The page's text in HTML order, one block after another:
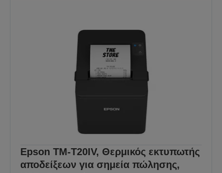
Epson TM-T20IV, Θερμικός εκτυπωτής
αποδείξεων για σημεία πώλησης,